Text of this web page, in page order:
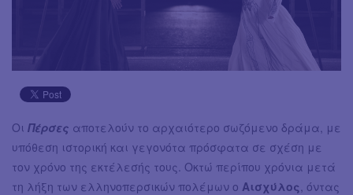
Οι Πέρσες αποτελούν το αρχαιότερο σωζόμενο δράμα, με
υπόθεση ιστορική και γεγονότα πρόσφατα σε σχέση με
τον χρόνο της εκτέλεσής τους. Οκτώ περίπου χρόνια μετά
τη λήξη των ελληνοπερσικών πολέμων ο Αισχύλος , όντας